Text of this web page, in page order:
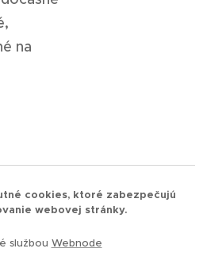
na
cookies, ktoré zabezpečujú
webovej stránky.
službou Webnode